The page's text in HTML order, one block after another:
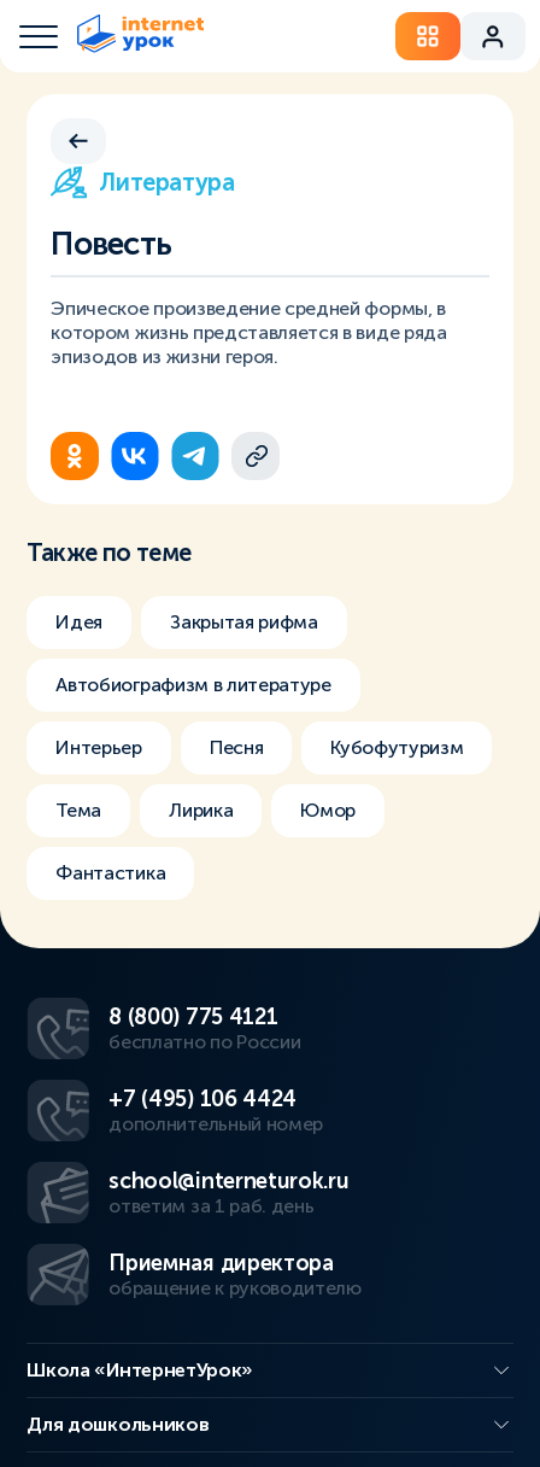
Литература
Повесть
Эпическое произведение средней формы, в
котором жизнь представляется в виде ряда
эпизодов из жизни героя.
Также по теме
Идея Закрытая рифма
Автобиографизм в литературе
Интерьер Песня Кубофутуризм
Тема Лирика Юмор
Фантастика
8 (800) 775 4121
бесплатно по России
+7 (495) 106 4424
дополнительный номер
school@interneturok.ru
ответим за 1 раб. день
Приемная директора
обращение к руководителю
Школа «ИнтернетУрок»
Для дошкольников